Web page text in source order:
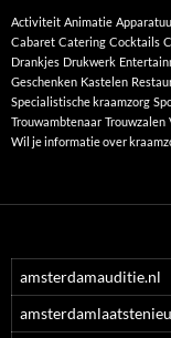
Activiteit Animatie
Cabaret Catering Cocktails
Drankjes Drukwerk
Geschenken Kastelen
Specialistische kraamzorg
Trouwambtenaar Trouwzalen
Wil je informatie over
amsterdamauditie.nl